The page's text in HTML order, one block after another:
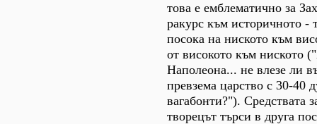
това е емблематично за
ракурс към историчното -
посока на ниското към
от високото към ниското
Наполеона... не влезе ли
превзема царство с 30-40
вагабонти?"). Средствата
творецът търси в друга